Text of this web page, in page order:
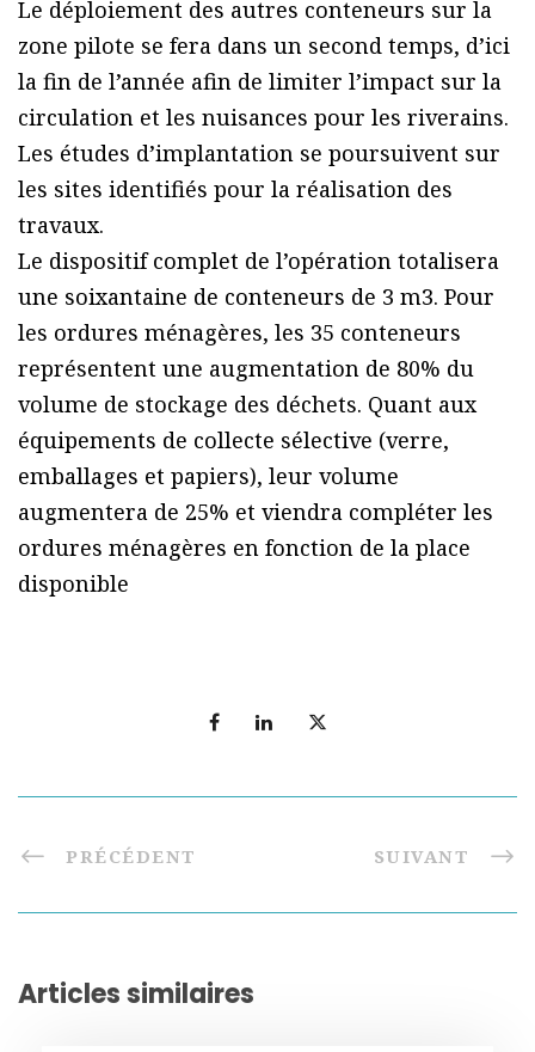
Le déploiement des autres conteneurs sur la
zone pilote se fera dans un second temps, d’ici
la fin de l’année afin de limiter l’impact sur la
circulation et les nuisances pour les riverains.
Les études d’implantation se poursuivent sur
les sites identifiés pour la réalisation des
travaux.
Le dispositif complet de l’opération totalisera
une soixantaine de conteneurs de 3 m3. Pour
les ordures ménagères, les 35 conteneurs
représentent une augmentation de 80% du
volume de stockage des déchets. Quant aux
équipements de collecte sélective (verre,
emballages et papiers), leur volume
augmentera de 25% et viendra compléter les
ordures ménagères en fonction de la place
disponible
PRÉCÉDENT SUIVANT
Articles similaires